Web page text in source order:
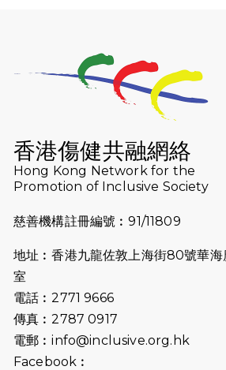
2026-07-23
猛龍長跑隊恆常練
（19:00開始）
猛龍長跑隊恆常練
2026-07-10
【猛龍戈壁118公
融網絡15周年晚宴】
2026-07-09
猛龍長跑隊恆常練
2026-07-02
2026-06-25
（19:00開始）
香港傷健共融網絡
Hong Kong Network for the
Promotion of Inclusive Society
慈善機構註冊編號︰91/11809
地址︰香港九龍佐敦上海街80號華海
室
電話︰2771 9666
傳真︰2787 0917
電郵︰info@inclusive.org.hk
Facebook︰